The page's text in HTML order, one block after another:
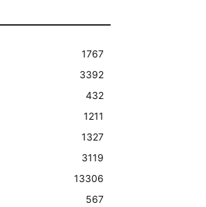
1767
3392
432
1211
1327
3119
13306
567